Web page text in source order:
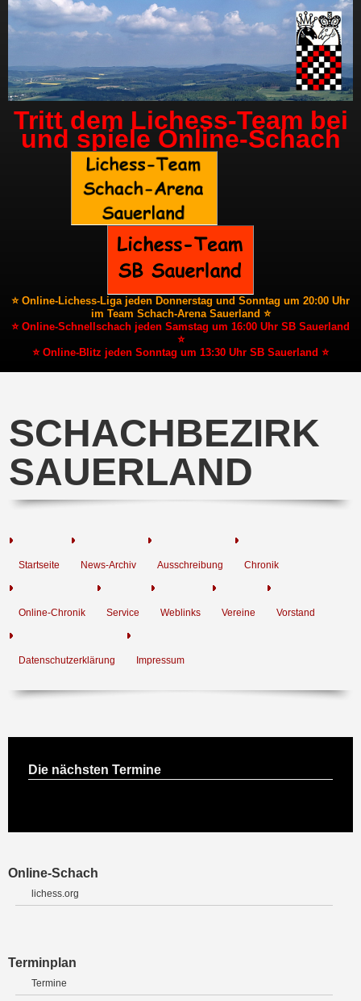
Tritt dem Lichess-Team bei
und spiele Online-Schach
⭐ Online-Lichess-Liga jeden Donnerstag und Sonntag um 20:00 Uhr
im Team Schach-Arena Sauerland ⭐
⭐ Online-Schnellschach jeden Samstag um 16:00 Uhr SB Sauerland
⭐
⭐ Online-Blitz jeden Sonntag um 13:30 Uhr SB Sauerland ⭐
SCHACHBEZIRK
SAUERLAND
Startseite News-Archiv Ausschreibung Chronik
Online-Chronik Service Weblinks Vereine Vorstand
Datenschutzerklärung Impressum
Die nächsten Termine
Online-Schach
lichess.org
Terminplan
Termine